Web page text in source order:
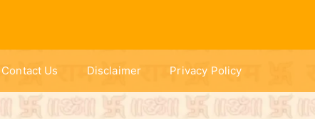
Contact Us Disclaimer Privacy Policy